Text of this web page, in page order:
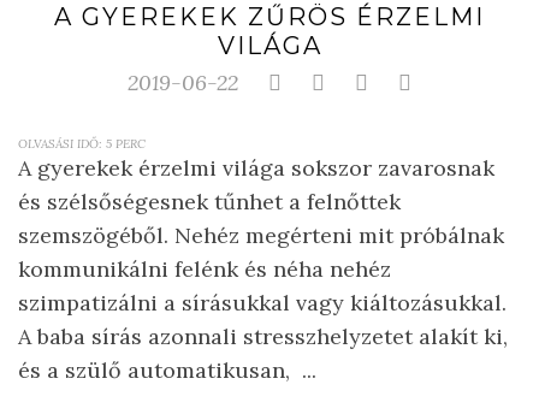
A GYEREKEK ZŰRÖS ÉRZELMI
VILÁGA
2019-06-22
OLVASÁSI IDŐ: 5 PERC
A gyerekek érzelmi világa sokszor zavarosnak
és szélsőségesnek tűnhet a felnőttek
szemszögéből. Nehéz megérteni mit próbálnak
kommunikálni felénk és néha nehéz
szimpatizálni a sírásukkal vagy kiáltozásukkal.
A baba sírás azonnali stresszhelyzetet alakít ki,
és a szülő automatikusan, ...